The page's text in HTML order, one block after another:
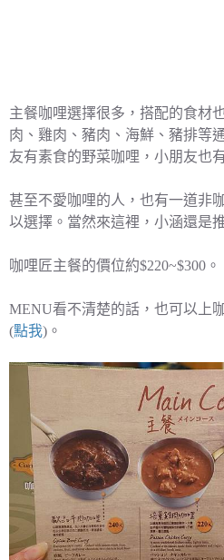
主餐咖哩選擇很多，搭配的食材
肉、雞肉、豬肉、海鮮、豬排等
友有素食的野菜咖哩，小朋友也
甚至不愛咖哩的人，也有一道非
以選擇。當然來這裡，小涵還是
咖哩匠主餐的價位約$220~$300。
MENU看不清楚的話，也可以上
(點我)。